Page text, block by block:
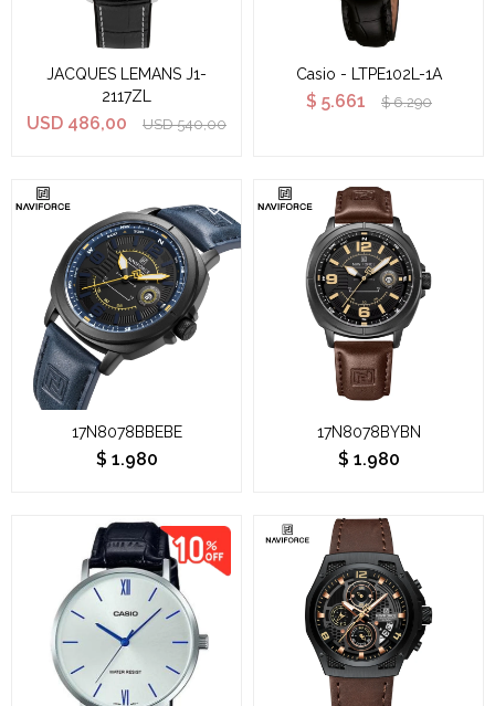
JACQUES LEMANS J1-
2117ZL
USD 486,00 USD 540,00
Casio - LTPE102L-1A
$ 5.661 $ 6.290
17N8078BBEBE
$ 1.980
17N8078BYBN
$ 1.980